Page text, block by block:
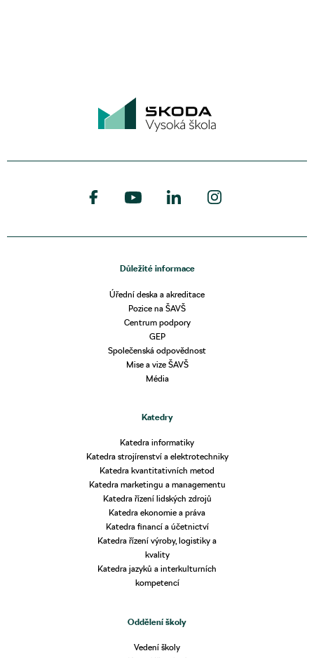
Důležité informace
Úřední deska a akreditace
Pozice na ŠAVŠ
Centrum podpory
GEP
Společenská odpovědnost
Mise a vize ŠAVŠ
Média
Katedry
Katedra informatiky
Katedra strojírenství a elektrotechniky
Katedra kvantitativních metod
Katedra marketingu a managementu
Katedra řízení lidských zdrojů
Katedra ekonomie a práva
Katedra financí a účetnictví
Katedra řízení výroby, logistiky a
kvality
Katedra jazyků a interkulturních
kompetencí
Oddělení školy
Vedení školy